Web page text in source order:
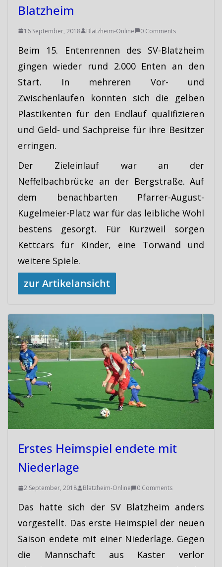
Blatzheim
16 September, 2018 Blatzheim-Online 0 Comments
Beim 15. Entenrennen des SV-Blatzheim
gingen wieder rund 2.000 Enten an den
Start. In mehreren Vor- und
Zwischenläufen konnten sich die gelben
Plastikenten für den Endlauf qualifizieren
und Geld- und Sachpreise für ihre Besitzer
erringen.
Der Zieleinlauf war an der
Neffelbachbrücke an der Bergstraße. Auf
dem benachbarten Pfarrer-August-
Kugelmeier-Platz war für das leibliche Wohl
bestens gesorgt. Für Kurzweil sorgen
Kettcars für Kinder, eine Torwand und
weitere Spiele.
zur Artikelansicht
Erstes Heimspiel endete mit
Niederlage
2 September, 2018 Blatzheim-Online 0 Comments
Das hatte sich der SV Blatzheim anders
vorgestellt. Das erste Heimspiel der neuen
Saison endete mit einer Niederlage. Gegen
die Mannschaft aus Kaster verlor